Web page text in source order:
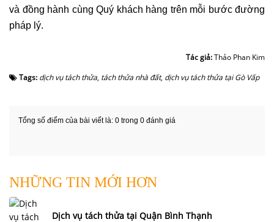
và đồng hành cùng Quý khách hàng trên mỗi bước đường
pháp lý.
Tác giả:Thảo Phan Kim
Tags: dịch vụ tách thửa, tách thửa nhà đất, dịch vụ tách thửa tại Gò Vấp
Tổng số điểm của bài viết là: 0 trong 0 đánh giá
NHỮNG TIN MỚI HƠN
Dịch vụ tách thửa tại Quận Bình Thạnh